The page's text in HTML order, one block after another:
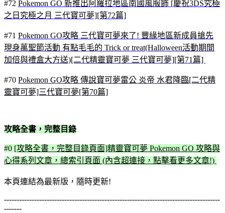
#72 Pokemon GO 新推出阿羅拉地區南國風服飾 [慶祝3DS究極
之日究極之月 三代寶可夢][第72篇]
#71 Pokemon GO攻略 三代寶可夢來了! 豐緣地區新成員搶先
現身萬聖節活動 有點毛毛的 Trick or treat(Halloween活動期間
加倍與禮盒大方送)[二代精靈寶可夢 三代寶可夢][第71篇]
#70 Pokemon GO攻略 傳說寶可夢雷公 炎帝 水君降臨[二代精
靈寶可夢]三代寶可夢[第70篇]
攻略全書，完整目錄
#0 [攻略全書，完整目錄頁面]精靈寶可夢 Pokemon GO 攻略與
心得系列文章，總索引頁面 (內含超連接，點擊看更多文章!)
本頁連結為最新版，隨時更新!
--------------------------------------------------------------------------------------
-------